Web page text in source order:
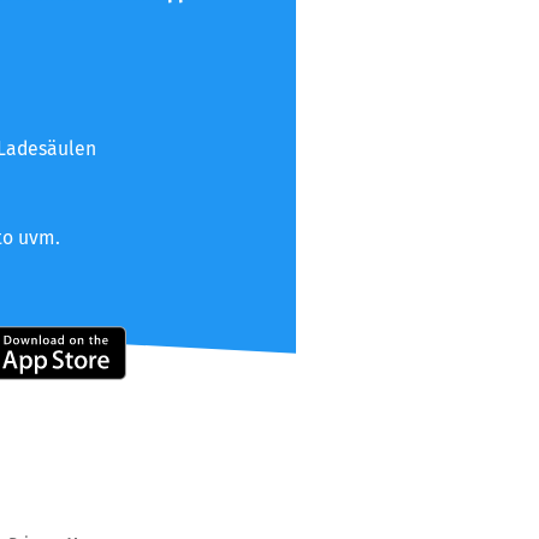
uvm.